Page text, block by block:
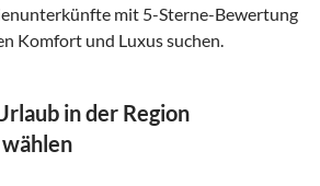
mit 5-Sterne-Bewertung
Komfort und Luxus suchen.
in der Region